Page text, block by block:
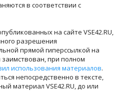
в соответствии с
на сайте VSE42.RU,
разрешения
прямой гиперссылкой на
при полном
использования материалов.
непосредственно в тексте,
материал VSE42.RU, до или